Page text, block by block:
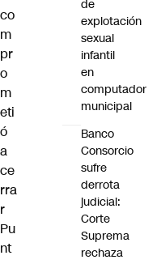
co
m
pr
o
m
eti
ó
a
ce
rra
r
Pu
nt
de
explotación
sexual
infantil
en
computador
municipal
Banco
Consorcio
sufre
derrota
judicial:
Corte
Suprema
rechaza